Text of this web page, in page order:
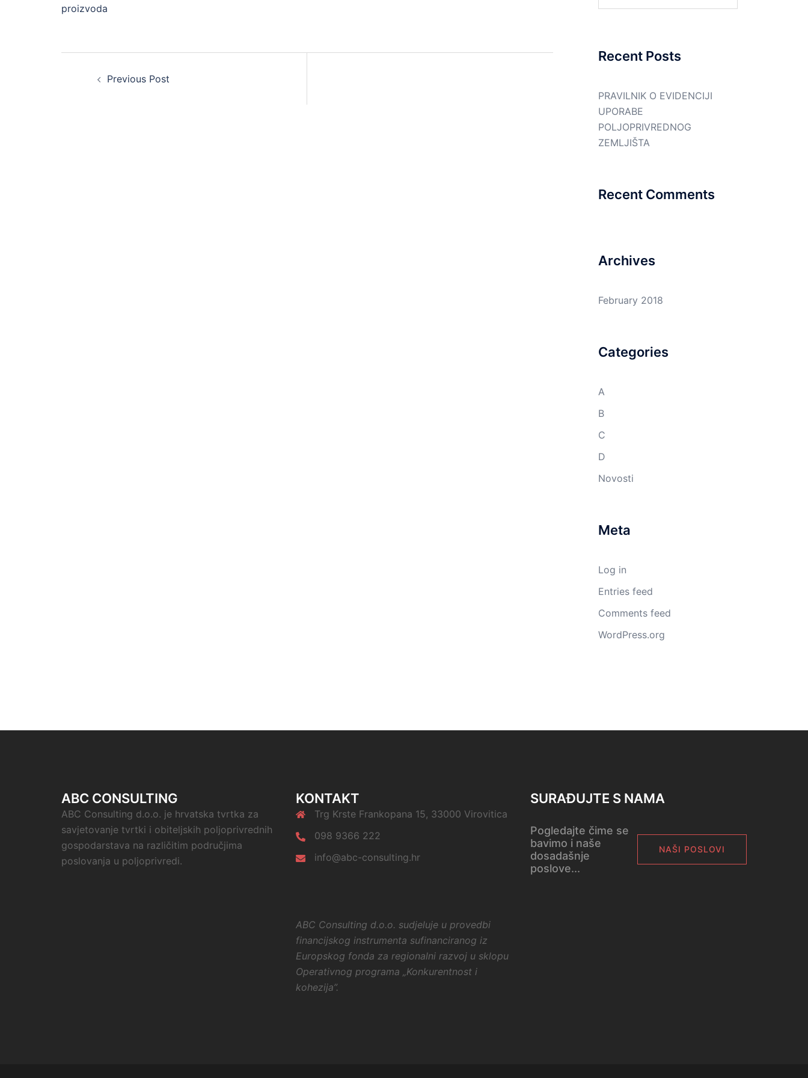
proizvoda
Previous Post
Recent Posts
PRAVILNIK O EVIDENCIJI
UPORABE
POLJOPRIVREDNOG
ZEMLJIŠTA
Recent Comments
Archives
February 2018
Categories
A
B
C
D
Novosti
Meta
Log in
Entries feed
Comments feed
WordPress.org
ABC CONSULTING
ABC Consulting d.o.o. je hrvatska tvrtka za
savjetovanje tvrtki i obiteljskih poljoprivrednih
gospodarstava na različitim područjima
poslovanja u poljoprivredi.
KONTAKT
Trg Krste Frankopana 15, 33000 Virovitica
098 9366 222
info@abc-consulting.hr
ABC Consulting d.o.o. sudjeluje u provedbi
financijskog instrumenta sufinanciranog iz
Europskog fonda za regionalni razvoj u sklopu
Operativnog programa „Konkurentnost i
kohezija”.
SURAĐUJTE S NAMA
Pogledajte čime se
bavimo i naše
dosadašnje
poslove...
NAŠI POSLOVI